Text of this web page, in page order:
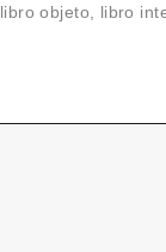
objeto, libro